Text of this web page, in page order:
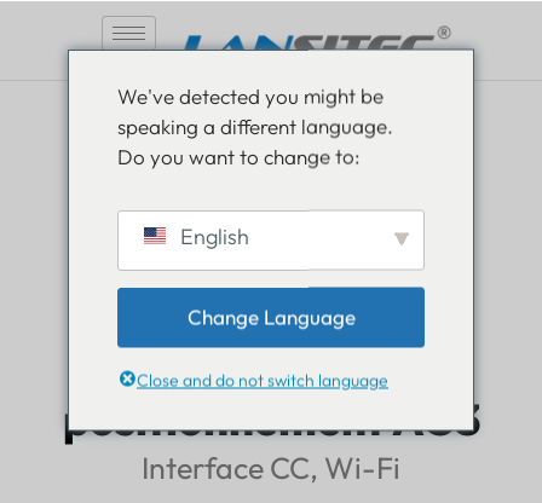
Ethernet Bluetooth
AoA
Passerelle de
positionnement AG3
Interface CC, Wi-Fi
We've detected you might be
speaking a different language.
Do you want to change to:
English
Change Language
Close and do not switch language